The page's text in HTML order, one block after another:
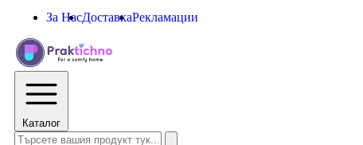
За НасДоставкаРекламации
Каталог